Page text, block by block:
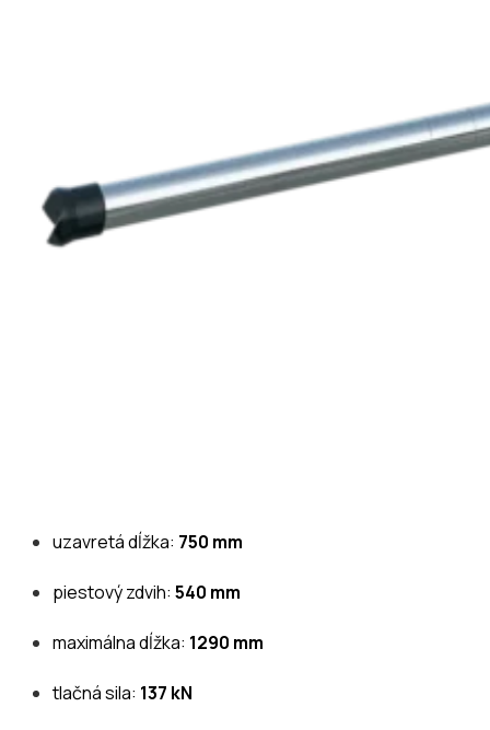
uzavretá dĺžka: 750 mm
piestový zdvih: 540 mm
maximálna dĺžka: 1290 mm
tlačná sila: 137 kN